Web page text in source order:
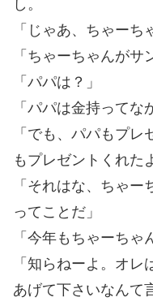
し。
「じゃあ、ちゃーち
「ちゃーちゃんがサ
「パパは？」
「パパは金持ってな
「でも、パパもプ
もプレゼントくれた
「それはな、ちゃ
ってことだ」
「今年もちゃーちゃ
「知らねーよ。オ
あげて下さいなんて